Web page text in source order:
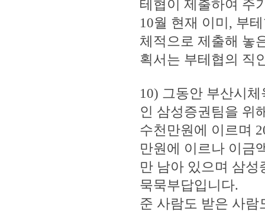
테협이 제출하여 주
10월 현재 이미, 부
체적으로 제출해 놓
획서는 부테협의 직
10) 그동안 부산시
인 삼성증권팀을 위
수천만원에 이르며
만원에 이르나 이금
만 남아 있으며 삼
묵묵부답입니다.
준 사람도 받은 사람